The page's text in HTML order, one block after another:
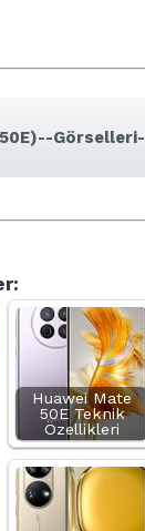
Görselleri-
Huawei Mate
50E Teknik
Özellikleri